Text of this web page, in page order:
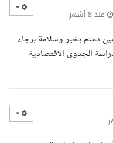
منذ 8 أشهر
دمتم بخير وسلامة برجاء
الجدوى الاقتصادية